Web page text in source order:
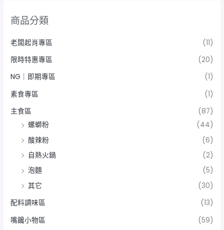
商品分類
老闆起肖專區
(11)
限時特惠專區
(20)
NG｜即期專區
(1)
素食專區
(1)
主食區
(87)
螺螄粉
(44)
酸辣粉
(6)
自熱火鍋
(2)
泡麵
(5)
其它
(30)
配料調味區
(13)
嘴饞小物區
(59)